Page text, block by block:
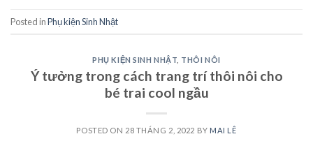
Posted inPhụ kiện Sinh Nhật
PHỤ KIỆN SINH NHẬT THÔI NÔI
Ý tưởng trong cách trang trí thôi nôi cho
bé trai cool ngầu
POSTED ON 28 THÁNG 2, 2022 BY MAI LÊ